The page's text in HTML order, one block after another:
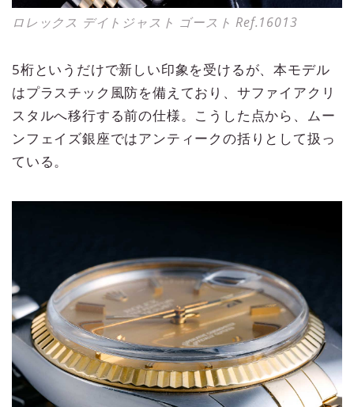
ロレックス デイトジャスト ゴースト Ref.16013
5桁というだけで新しい印象を受けるが、本モデル
はプラスチック風防を備えており、サファイアクリ
スタルへ移行する前の仕様。こうした点から、ムー
ンフェイズ銀座ではアンティークの括りとして扱っ
ている。